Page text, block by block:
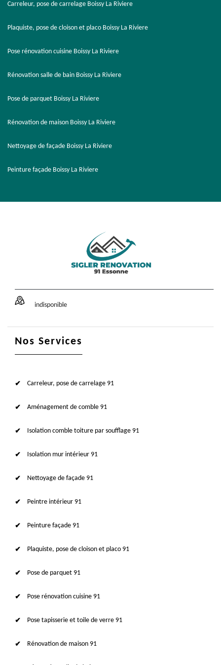
Carreleur, pose de carrelage Boissy La Riviere
Plaquiste, pose de cloison et placo Boissy La Riviere
Pose rénovation cuisine Boissy La Riviere
Rénovation salle de bain Boissy La Riviere
Pose de parquet Boissy La Riviere
Rénovation de maison Boissy La Riviere
Nettoyage de façade Boissy La Riviere
Peinture façade Boissy La Riviere
indisponible
Nos Services
Carreleur, pose de carrelage 91
Aménagement de comble 91
Isolation comble toiture par soufflage 91
Isolation mur intérieur 91
Nettoyage de façade 91
Peintre intérieur 91
Peinture façade 91
Plaquiste, pose de cloison et placo 91
Pose de parquet 91
Pose rénovation cuisine 91
Pose tapisserie et toile de verre 91
Rénovation de maison 91